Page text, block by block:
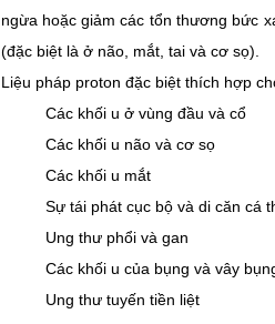
ngừa hoặc giảm các tổn thương bức
(đặc biệt là ở não, mắt, tai và cơ sọ).
Liệu pháp proton đặc biệt thích hợp
Các khối u ở vùng đầu và cổ
Các khối u não và cơ sọ
Các khối u mắt
Sự tái phát cục bộ và di căn cá
Ung thư phổi và gan
Các khối u của bụng và vây
Ung thư tuyến tiền liệt